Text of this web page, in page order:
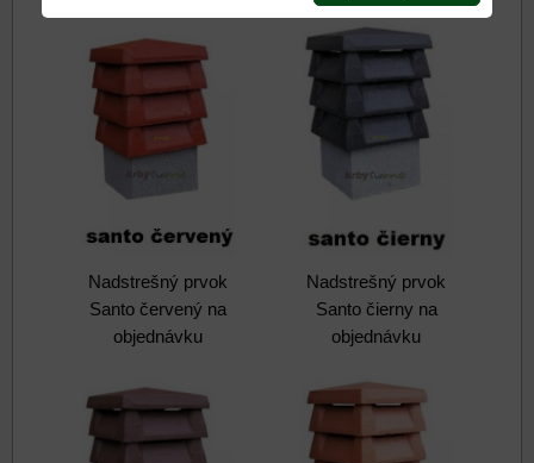
Nadstrešný prvok
Santo červený na
objednávku
Nadstrešný prvok
Santo čierny na
objednávku